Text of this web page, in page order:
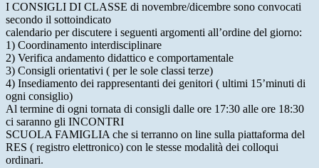
I CONSIGLI DI CLASSE di novembre/dicembre sono convocati
secondo il sottoindicato
calendario per discutere i seguenti argomenti all’ordine del giorno:
1) Coordinamento interdisciplinare
2) Verifica andamento didattico e comportamentale
3) Consigli orientativi ( per le sole classi terze)
4) Insediamento dei rappresentanti dei genitori ( ultimi 15’minuti di
ogni consiglio)
Al termine di ogni tornata di consigli dalle ore 17:30 alle ore 18:30
ci saranno gli INCONTRI
SCUOLA FAMIGLIA che si terranno on line sulla piattaforma del
RES ( registro elettronico) con le stesse modalità dei colloqui
ordinari.